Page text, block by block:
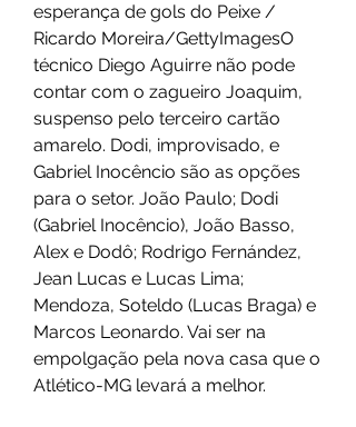
esperança de gols do Peixe /
Ricardo Moreira/GettyImagesO
técnico Diego Aguirre não pode
contar com o zagueiro Joaquim,
suspenso pelo terceiro cartão
amarelo. Dodi, improvisado, e
Gabriel Inocêncio são as opções
para o setor. João Paulo; Dodi
(Gabriel Inocêncio), João Basso,
Alex e Dodô; Rodrigo Fernández,
Jean Lucas e Lucas Lima;
Mendoza, Soteldo (Lucas Braga) e
Marcos Leonardo. Vai ser na
empolgação pela nova casa que o
Atlético-MG levará a melhor.